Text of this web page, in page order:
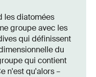
les diatomées
groupe avec les
qui définissent
du
qui contient
n'est qu'alors –